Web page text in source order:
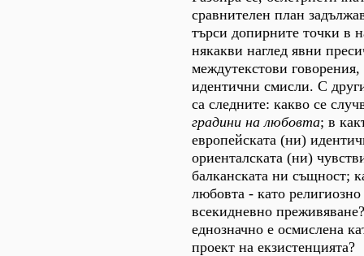
сравнителен план
търси допирните точки в
някакви наглед явни
междутекстови
идентични смисли. С
са следните: какво се
градини на любовта; в
европейската (ни)
ориенталската (ни)
балканската ни същност;
любовта - като
всекидневно
еднозначно е осмислена
проект на екзистенцията?